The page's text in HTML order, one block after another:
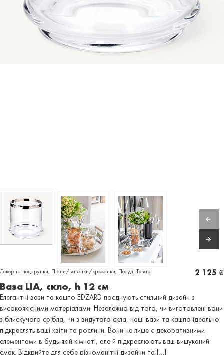
Декор та подарунки, Піали/вазочки/креманки, Посуд, Товар
Ваза LIA, скло, h 12 cм
2 125 ₴
Елегантні вази та кашпо EDZARD поєднують стильний дизайн з
високоякісними матеріалами. Незалежно від того, чи виготовлені вони
з блискучого срібла, чи з видутого скла, наші вази та кашпо ідеально
підкреслять ваші квіти та рослини. Вони не лише є декоративними
елементами в будь-якій кімнаті, але й підкреслюють ваш вишуканий
смак. Відкрийте для себе різноманітні дизайни та […]